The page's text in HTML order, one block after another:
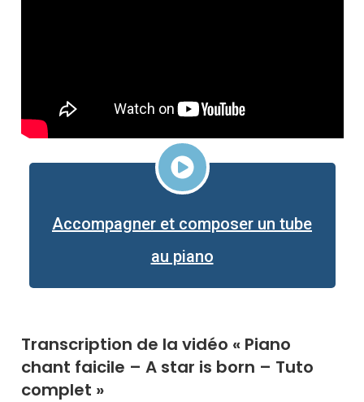
Accompagner et composer un tube
au piano
Transcription de la vidéo « Piano
chant faicile – A star is born – Tuto
complet »